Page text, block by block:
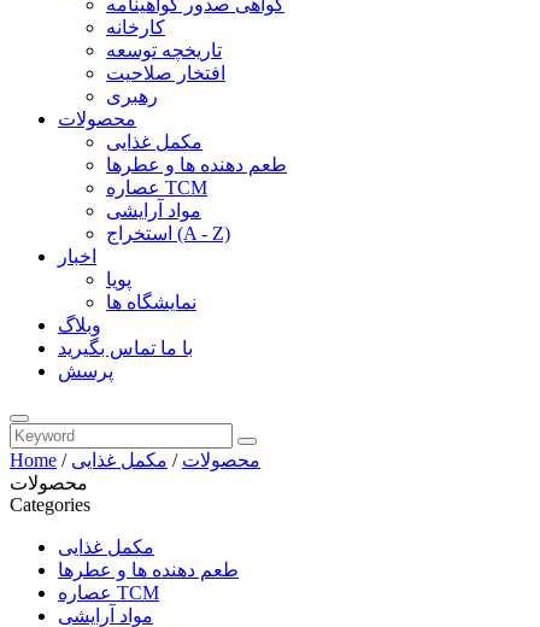
گواهی صدور گواهینامه
کارخانه
تاریخچه توسعه
افتخار صلاحیت
رهبری
محصولات
مکمل غذایی
طعم دهنده ها و عطرها
عصاره TCM
مواد آرایشی
استخراج (A - Z)
اخبار
پویا
نمایشگاه ها
وبلاگ
با ما تماس بگیرید
پرسش
Home / محصولات / مکمل غذایی
محصولات
Categories
مکمل غذایی
طعم دهنده ها و عطرها
عصاره TCM
مواد آرایشی